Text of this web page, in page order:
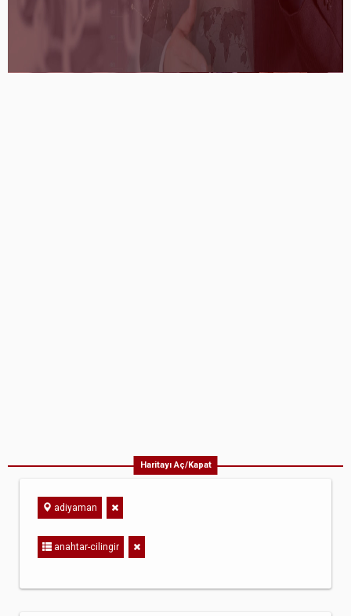
Haritayı Aç/Kapat
adiyaman
anahtar-cilingir